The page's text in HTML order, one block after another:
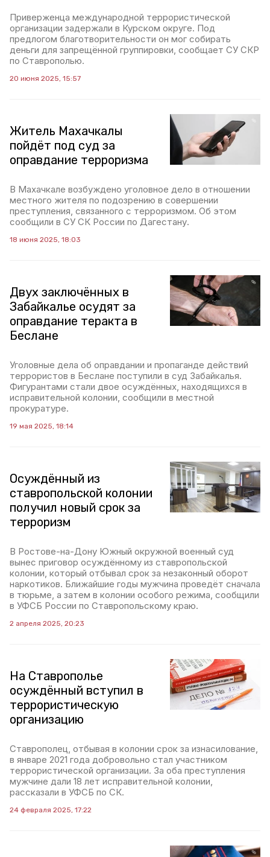
Приверженца международной террористической
организации задержали в Курском округе. Под
предлогом благотворительности он мог собирать
деньги для запрещённой группировки, сообщает СУ СКР
по Ставрополью.
20 июня 2025, 15:57
Житель Махачкалы
пойдёт под суд за
оправдание терроризма
В Махачкале возбуждено уголовное дело в отношении
местного жителя по подозрению в совершении
преступления, связанного с терроризмом. Об этом
сообщили в СУ СК России по Дагестану.
18 июня 2025, 18:03
Двух заключённых в
Забайкалье осудят за
оправдание теракта в
Беслане
Уголовные дела об оправдании и пропаганде действий
террористов в Беслане поступили в суд Забайкалья.
Фигурантами стали двое осуждённых, находящихся в
исправительной колонии, сообщили в местной
прокуратуре.
19 мая 2025, 18:14
Осуждённый из
ставропольской колонии
получил новый срок за
терроризм
В Ростове-на-Дону Южный окружной военный суд
вынес приговор осуждённому из ставропольской
колонии, который отбывал срок за незаконный оборот
наркотиков. Ближайшие годы мужчина проведёт сначала
в тюрьме, а затем в колонии особого режима, сообщили
в УФСБ России по Ставропольскому краю.
2 апреля 2025, 20:23
На Ставрополье
осуждённый вступил в
террористическую
организацию
Ставрополец, отбывая в колонии срок за изнасилование,
в январе 2021 года добровольно стал участником
террористической организации. За оба преступления
мужчине дали 18 лет исправительной колонии,
рассказали в УФСБ по СК.
24 февраля 2025, 17:22